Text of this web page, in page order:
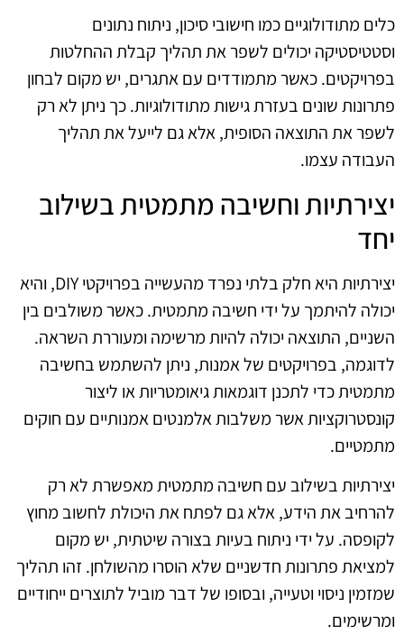
כלים מתודולוגיים כמו חישובי סיכון, ניתוח נתונים
וסטטיסטיקה יכולים לשפר את תהליך קבלת ההחלטות
בפרויקטים. כאשר מתמודדים עם אתגרים, יש מקום לבחון
פתרונות שונים בעזרת גישות מתודולוגיות. כך ניתן לא רק
לשפר את התוצאה הסופית, אלא גם לייעל את תהליך
העבודה עצמו.
יצירתיות וחשיבה מתמטית בשילוב
יחד
יצירתיות היא חלק בלתי נפרד מהעשייה בפרויקטי DIY, והיא
יכולה להיתמך על ידי חשיבה מתמטית. כאשר משולבים בין
השניים, התוצאה יכולה להיות מרשימה ומעוררת השראה.
לדוגמה, בפרויקטים של אמנות, ניתן להשתמש בחשיבה
מתמטית כדי לתכנן דוגמאות גיאומטריות או ליצור
קונסטרוקציות אשר משלבות אלמנטים אמנותיים עם חוקים
מתמטיים.
יצירתיות בשילוב עם חשיבה מתמטית מאפשרת לא רק
להרחיב את הידע, אלא גם לפתח את היכולת לחשוב מחוץ
לקופסה. על ידי ניתוח בעיות בצורה שיטתית, יש מקום
למציאת פתרונות חדשניים שלא הוסרו מהשולחן. זהו תהליך
שמזמין ניסוי וטעייה, ובסופו של דבר מוביל לתוצרים ייחודיים
ומרשימים.